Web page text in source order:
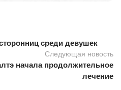
среди девушек
Следующая новость
начала продолжительное
лечение